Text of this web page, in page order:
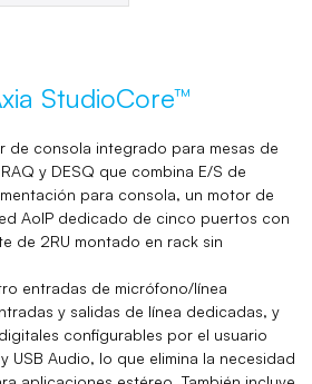
StudioCore™
de consola integrado para mesas de
y DESQ que combina E/S de
para consola, un motor de
AoIP dedicado de cinco puertos con
de 2RU montado en rack sin
entradas de micrófono/línea
y salidas de línea dedicadas, y
configurables por el usuario
y USB Audio, lo que elimina la necesidad